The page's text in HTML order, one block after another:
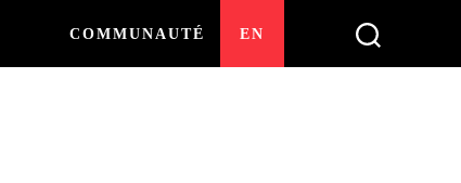
COMMUNAUTÉ EN